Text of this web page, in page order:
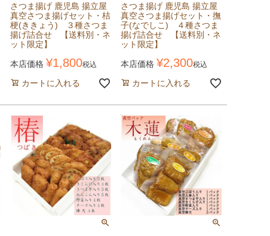
さつま揚げ 鹿児島 揚立屋
真空さつま揚げセット・桔
梗(ききょう) ３種さつま
揚げ詰合せ 【送料別・ネ
ット限定】
本店価格 ¥1,800税込
カートに入れる
さつま揚げ 鹿児島 揚立屋
真空さつま揚げセット・撫
子(なでしこ) ４種さつま
揚げ詰合せ 【送料別・ネ
ット限定】
本店価格 ¥2,300税込
カートに入れる